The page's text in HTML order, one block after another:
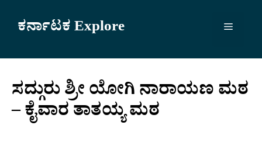
ಕರ್ನಾಟಕ Explore Menu
ಸದ್ಗುರು ಶ್ರೀ ಯೋಗಿ ನಾರಾಯಣ ಮಠ
– ಕೈವಾರ ತಾತಯ್ಯ ಮಠ